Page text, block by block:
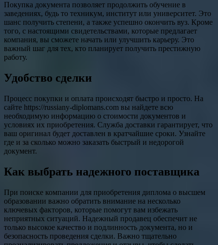
Покупка документа позволяет продолжить обучение в
заведениях, будь то техникум, институт или университет. Это
шанс получить степени, а также успешно окончить вуз. Кроме
того, с настоящими свидетельствами, которые предлагает
компания, вы сможете начать или улучшить карьеру. Это
важный шаг для тех, кто планирует получить престижную
работу.
Удобство сделки
Процесс покупки и оплата происходят быстро и просто. На
сайте https://russiany-diplomans.com вы найдете всю
необходимую информацию о стоимости документов и
условиях их приобретения. Служба доставки гарантирует, что
ваш оригинал будет доставлен в кратчайшие сроки. Узнайте
где и за сколько можно заказать быстрый и недорогой
документ.
Как выбрать надежного поставщика
При поиске компании для приобретения диплома о высшем
образовании важно обратить внимание на несколько
ключевых факторов, которые помогут вам избежать
неприятных ситуаций. Надежный продавец обеспечит не
только высокое качество и подлинность документа, но и
безопасность проведения сделки. Важно тщательно